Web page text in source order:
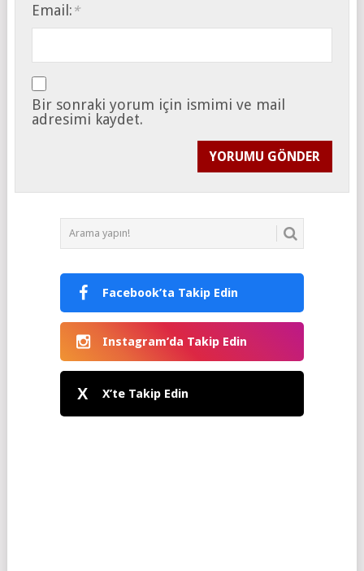
Email: *
Bir sonraki yorum için ismimi ve mail
adresimi kaydet.
Facebook’ta Takip Edin
Instagram’da Takip Edin
X X’te Takip Edin